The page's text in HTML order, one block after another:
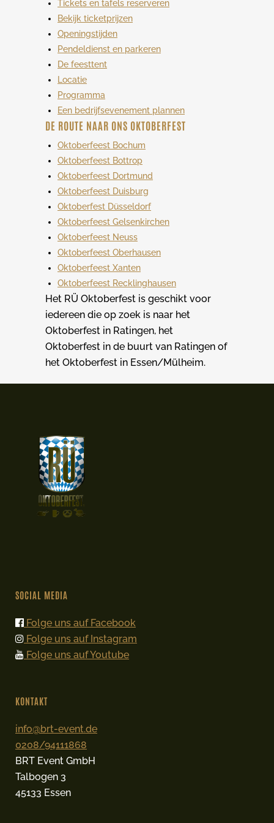
Tickets en tafels reserveren
Bekijk ticketprijzen
Openingstijden
Pendeldienst en parkeren
De feesttent
Locatie
Programma
Een bedrijfsevenement plannen
DE ROUTE NAAR ONS OKTOBERFEST
Oktoberfeest Bochum
Oktoberfeest Bottrop
Oktoberfeest Dortmund
Oktoberfeest Duisburg
Oktoberfest Düsseldorf
Oktoberfeest Gelsenkirchen
Oktoberfeest Neuss
Oktoberfeest Oberhausen
Oktoberfeest Xanten
Oktoberfeest Recklinghausen
Het RÜ Oktoberfest is geschikt voor
iedereen die op zoek is naar het
Oktoberfest in Ratingen, het
Oktoberfest in de buurt van Ratingen of
het Oktoberfest in Essen/Mülheim.
SOCIAL MEDIA
Folge uns auf Facebook
Folge uns auf Instagram
Folge uns auf Youtube
KONTAKT
info@brt-event.de
0208/94111868
BRT Event GmbH
Talbogen 3
45133 Essen